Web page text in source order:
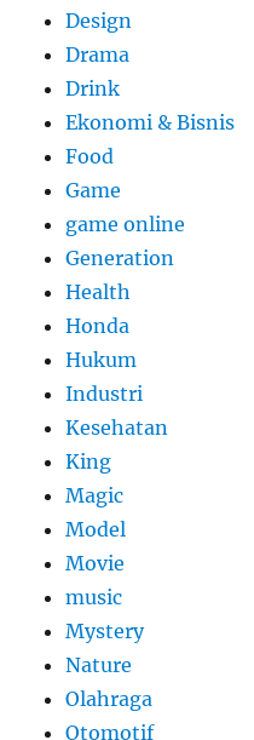
Design
Drama
Drink
Ekonomi & Bisnis
Food
Game
game online
Generation
Health
Honda
Hukum
Industri
Kesehatan
King
Magic
Model
Movie
music
Mystery
Nature
Olahraga
Otomotif